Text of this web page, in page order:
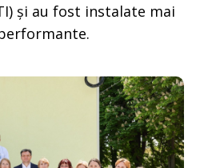
și au fost instalate mai